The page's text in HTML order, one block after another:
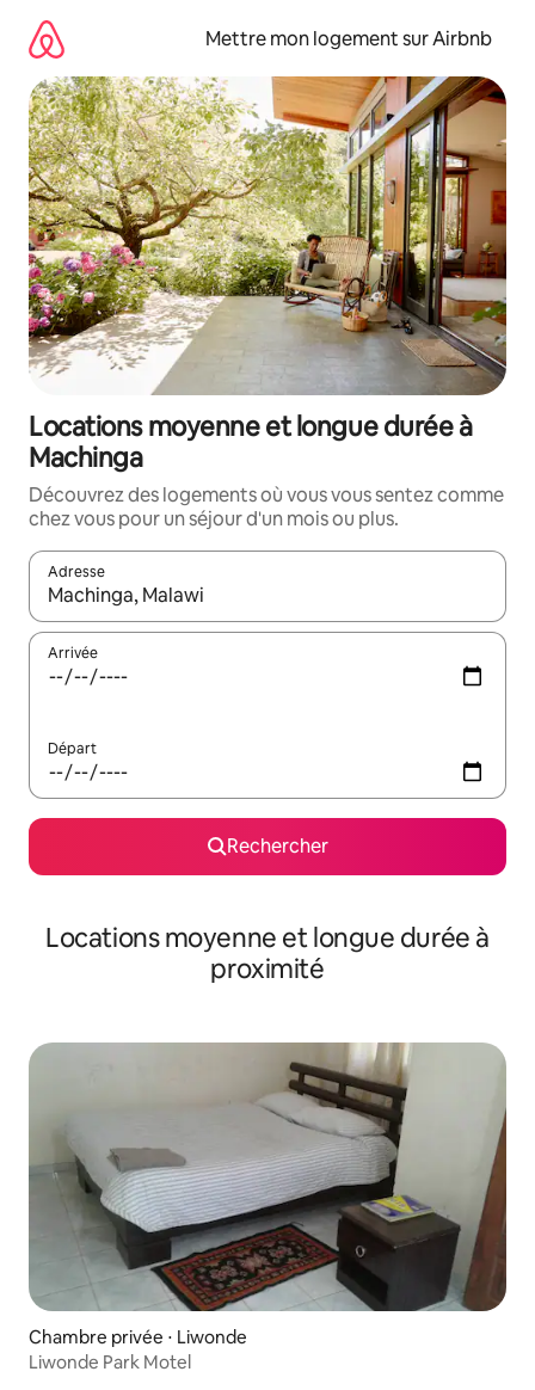
directement
contenu
Mettre mon logement sur Airbnb
Locations moyenne et longue durée à
Machinga
Découvrez des logements où vous vous sentez comme
chez vous pour un séjour d'un mois ou plus.
Adresse
Lorsque les résultats s'affichent, utilisez les flèches vers le
Arrivée
Départ
Rechercher
Locations moyenne et longue durée à
proximité
Chambre privée ⋅ Liwonde
Liwonde Park Motel